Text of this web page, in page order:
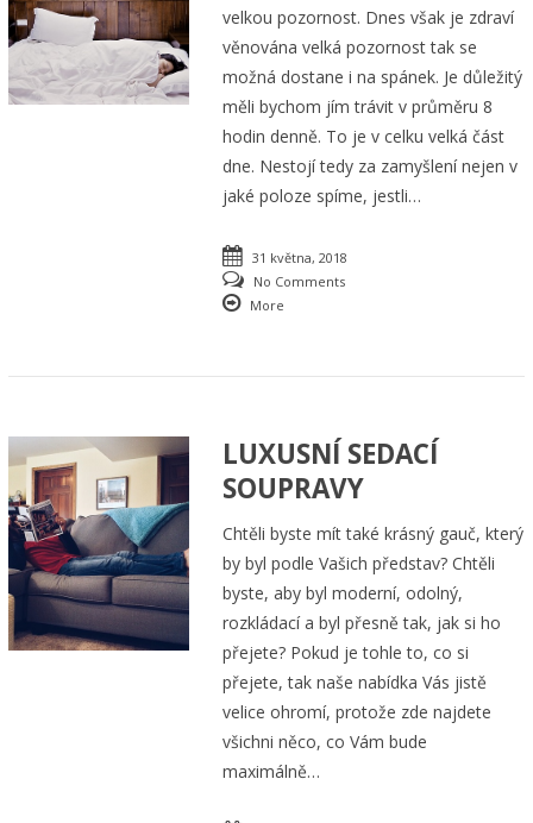
velkou pozornost. Dnes však je zdraví
věnována velká pozornost tak se
možná dostane i na spánek. Je důležitý
měli bychom jím trávit v průměru 8
hodin denně. To je v celku velká část
dne. Nestojí tedy za zamyšlení nejen v
jaké poloze spíme, jestli…
31 května, 2018
No Comments
More
LUXUSNÍ SEDACÍ
SOUPRAVY
Chtěli byste mít také krásný gauč, který
by byl podle Vašich představ? Chtěli
byste, aby byl moderní, odolný,
rozkládací a byl přesně tak, jak si ho
přejete? Pokud je tohle to, co si
přejete, tak naše nabídka Vás jistě
velice ohromí, protože zde najdete
všichni něco, co Vám bude
maximálně…